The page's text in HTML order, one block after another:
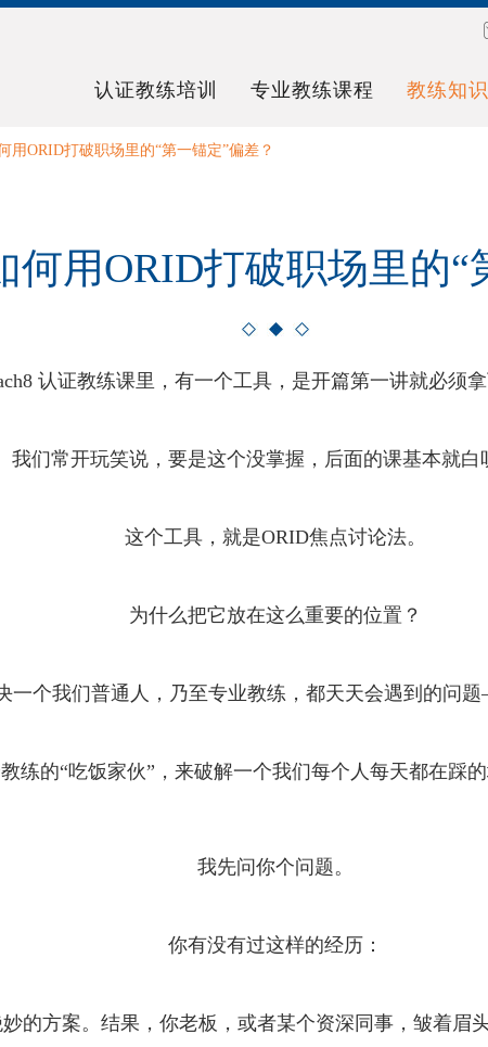
认证教练培训 专业教练课程 教练知
用ORID打破职场里的“第一锚定”偏差？
何用ORID打破职场里的“
认证教练课里，有一个工具，是开篇第一讲就必须拿
我们常开玩笑说，要是这个没掌握，后面的课基本就白
这个工具，就是ORID焦点讨论法。
为什么把它放在这么重要的位置？
一个我们普通人，乃至专业教练，都天天会遇到的问
练的“吃饭家伙”，来破解一个我们每个人每天都在踩
我先问你个问题。
你有没有过这样的经历：
的方案。结果，你老板，或者某个资深同事，皱着